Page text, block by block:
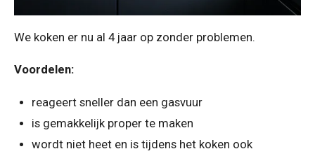
We koken er nu al 4 jaar op zonder problemen.
Voordelen:
reageert sneller dan een gasvuur
is gemakkelijk proper te maken
wordt niet heet en is tijdens het koken ook